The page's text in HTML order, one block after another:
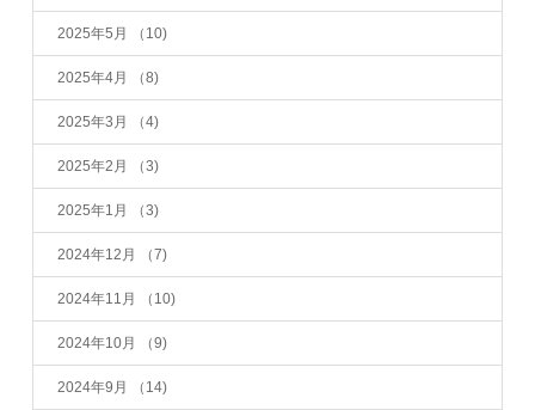
2025年5月 （10)
2025年4月 （8)
2025年3月 （4)
2025年2月 （3)
2025年1月 （3)
2024年12月 （7)
2024年11月 （10)
2024年10月 （9)
2024年9月 （14)